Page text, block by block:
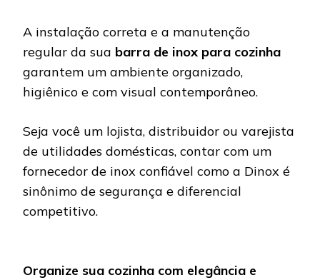
A instalação correta e a manutenção
regular da sua barra de inox para cozinha
garantem um ambiente organizado,
higiênico e com visual contemporâneo.
Seja você um lojista, distribuidor ou varejista
de utilidades domésticas, contar com um
fornecedor de inox confiável como a Dinox é
sinônimo de segurança e diferencial
competitivo.
Organize sua cozinha com elegância e